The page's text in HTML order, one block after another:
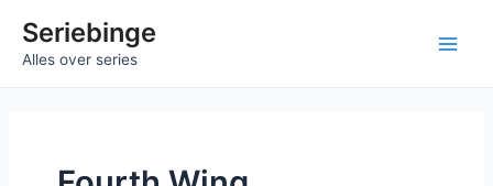
naarSeriebinge
Alles over series